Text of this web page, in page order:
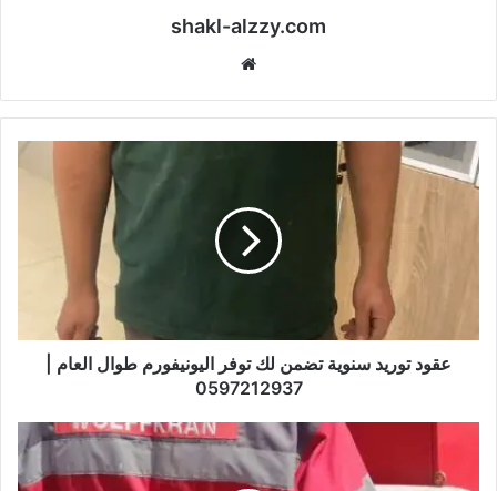
shakl-alzzy.com
عقود توريد سنوية تضمن لك توفر اليونيفورم طوال العام |
0597212937